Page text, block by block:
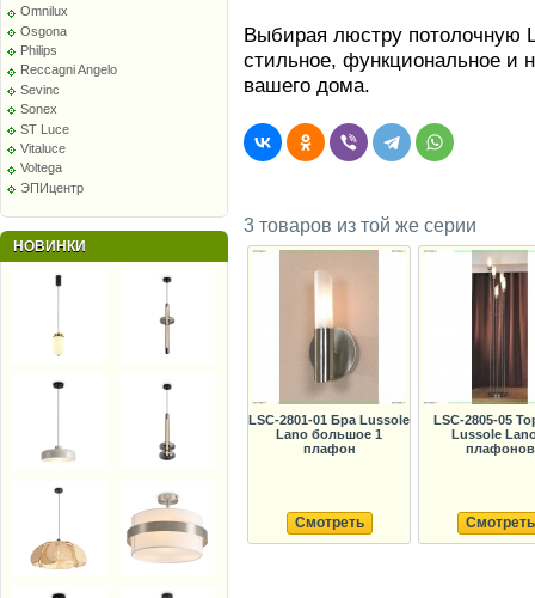
Omnilux
Osgona
Philips
Reccagni Angelo
Sevinc
Sonex
ST Luce
Vitaluce
Voltega
ЭПИцентр
НОВИНКИ
Выбирая люстру потолочную
стильное, функциональное и
вашего дома.
3 товаров из той же серии
LSC-2801-01 Бра Lussole
Lano большое 1
плафон
Смотреть
LSC-2805-05
Lussole
плафонов
Смотреть